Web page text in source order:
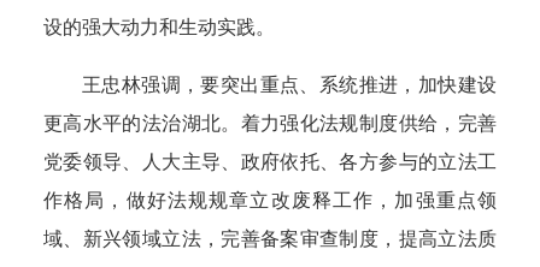
设的强大动力和生动实践。
王忠林强调，要突出重点、系统推进，加快建设
更高水平的法治湖北。着力强化法规制度供给， 完善
党委领导、人大主导、政府依托、各方参与的立法工
作格局，做好法规规章立改废释工作，加强重点领
域、新兴领域立法，完善备案审查制度，提高立法质